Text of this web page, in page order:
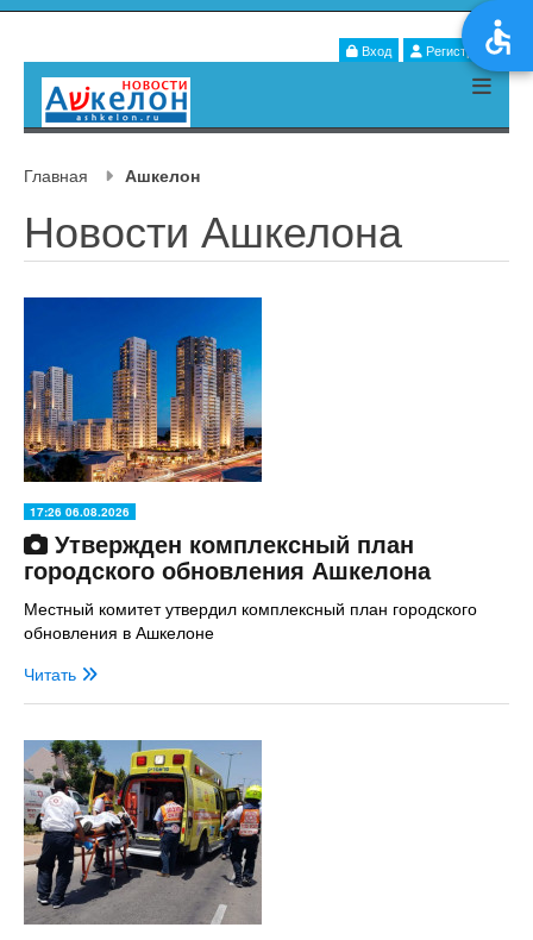
Вход Регистрация
Главная Ашкелон
Новости Ашкелона
17:26 06.08.2026
Утвержден комплексный план
городского обновления Ашкелона
Местный комитет утвердил комплексный план городского
обновления в Ашкелоне
Читать